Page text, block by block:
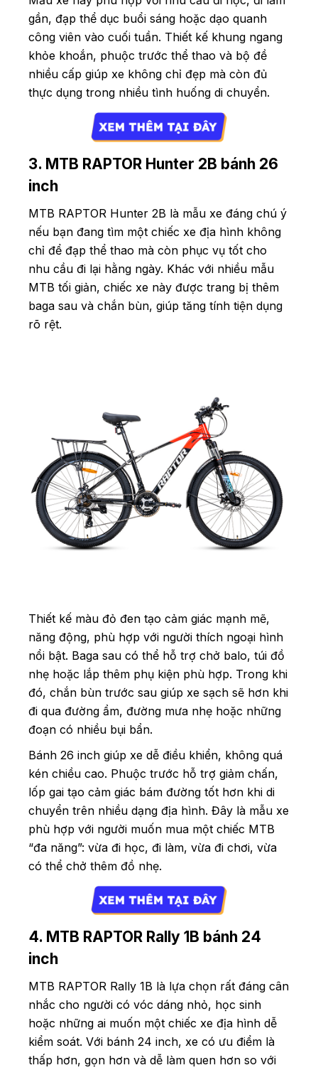
gần, đạp thể dục buổi sáng hoặc dạo quanh
công viên vào cuối tuần. Thiết kế khung ngang
khỏe khoắn, phuộc trước thể thao và bộ đề
nhiều cấp giúp xe không chỉ đẹp mà còn đủ
thực dụng trong nhiều tình huống di chuyển.
3. MTB RAPTOR Hunter 2B bánh 26
inch
MTB RAPTOR Hunter 2B là mẫu xe đáng chú ý
nếu bạn đang tìm một chiếc xe địa hình không
chỉ để đạp thể thao mà còn phục vụ tốt cho
nhu cầu đi lại hằng ngày. Khác với nhiều mẫu
MTB tối giản, chiếc xe này được trang bị thêm
baga sau và chắn bùn, giúp tăng tính tiện dụng
rõ rệt.
Thiết kế màu đỏ đen tạo cảm giác mạnh mẽ,
năng động, phù hợp với người thích ngoại hình
nổi bật. Baga sau có thể hỗ trợ chở balo, túi đồ
nhẹ hoặc lắp thêm phụ kiện phù hợp. Trong khi
đó, chắn bùn trước sau giúp xe sạch sẽ hơn khi
đi qua đường ẩm, đường mưa nhẹ hoặc những
đoạn có nhiều bụi bẩn.
Bánh 26 inch giúp xe dễ điều khiển, không quá
kén chiều cao. Phuộc trước hỗ trợ giảm chấn,
lốp gai tạo cảm giác bám đường tốt hơn khi di
chuyển trên nhiều dạng địa hình. Đây là mẫu xe
phù hợp với người muốn mua một chiếc MTB
“đa năng”: vừa đi học, đi làm, vừa đi chơi, vừa
có thể chở thêm đồ nhẹ.
4. MTB RAPTOR Rally 1B bánh 24
inch
MTB RAPTOR Rally 1B là lựa chọn rất đáng cân
nhắc cho người có vóc dáng nhỏ, học sinh
hoặc những ai muốn một chiếc xe địa hình dễ
kiểm soát. Với bánh 24 inch, xe có ưu điểm là
thấp hơn, gọn hơn và dễ làm quen hơn so với